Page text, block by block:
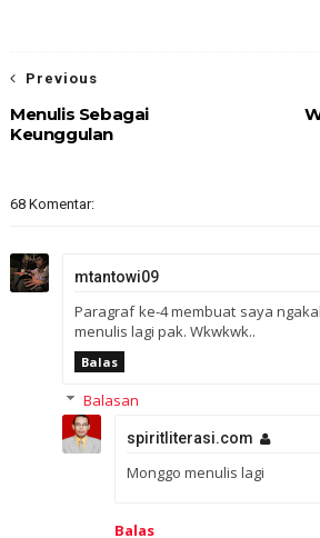
Previous
Menulis Sebagai
Keunggulan
68 Komentar:
mtantowi09
Paragraf ke-4 membuat saya
menulis lagi pak. Wkwkwk..
Balas
Balasan
spiritliterasi.com
Monggo menulis lagi
Balas